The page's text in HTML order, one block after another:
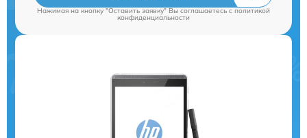
Нажимая на кнопку "Оставить заявку" Вы соглашаетесь cполитикой
конфиденциальности